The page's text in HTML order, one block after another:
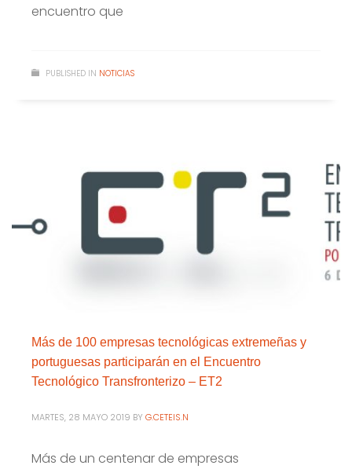
encuentro que
PUBLISHED IN NOTICIAS
Más de 100 empresas tecnológicas extremeñas y
portuguesas participarán en el Encuentro
Tecnológico Transfronterizo – ET2
MARTES, 28 MAYO 2019 BY G.CETEIS.N
Más de un centenar de empresas